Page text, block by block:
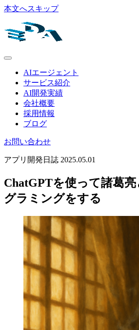
本文へスキップ
AIエージェント
サービス紹介
AI開発実績
会社概要
採用情報
ブログ
お問い合わせ
アプリ開発日誌 2025.05.01
ChatGPTを使って諸葛
グラミングをする